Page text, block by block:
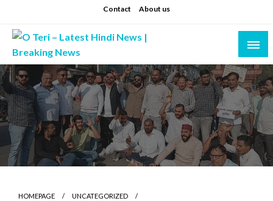
to
content
Contact About us
O Teri – Latest Hindi News | Breaking News
Prashant sharma (shastri)
HOMEPAGE
UNCATEGORIZED